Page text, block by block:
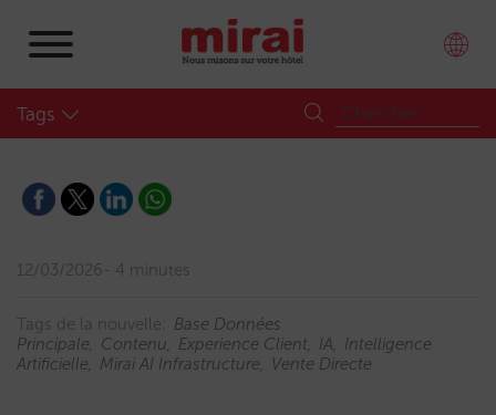
Tags
12/03/2026 4 minutes
Tags de la nouvelle:
Base Données
Principale
Contenu Experience Client IA
Intelligence
Artificielle
Mirai AI Infrastructure Vente Directe